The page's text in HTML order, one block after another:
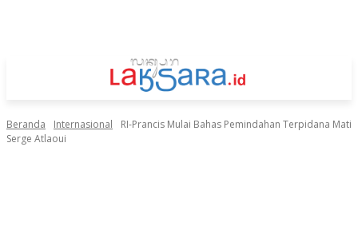
Beranda Internasional
RI-Prancis Mulai Bahas Pemindahan Terpidana Mati
Serge Atlaoui